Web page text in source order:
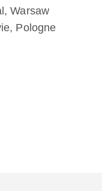
Warsaw
Pologne